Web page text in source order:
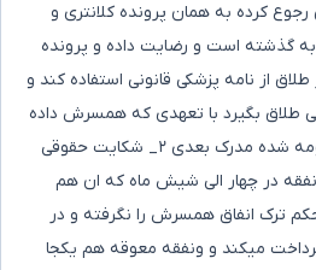
کرده به همان پرونده کلانتری و
به گذشته است و رضایت داده و پرونده
از نامه پزشکی قانونی استفاده کند و
طلاق بگیرد با تعهدی که همسرش داده
در کلانتری و یک پرونده مختومه شده مدرک بعدی ۲_ شکایت حقوقی
در چهار الی شیش ماه که ان هم
ترک انفاق همسرش را نگرفته و در
میکند و ونفقه معوقه هم یکجا